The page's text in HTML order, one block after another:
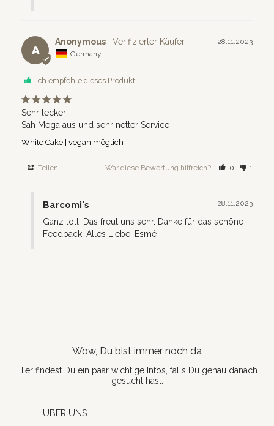
A
28.11.2023
Anonymous
Germany
Ich empfehle dieses Produkt
Sehr lecker
Sah Mega aus und sehr netter Service
White Cake | vegan möglich
Teilen War diese Bewertung hilfreich? 0 1
28.11.2023
Barcomi's
Ganz toll. Das freut uns sehr. Danke für das schöne
Feedback! Alles Liebe, Esmé
Wow, Du bist immer noch da
Hier findest Du ein paar wichtige Infos, falls Du genau danach
gesucht hast.
ÜBER UNS